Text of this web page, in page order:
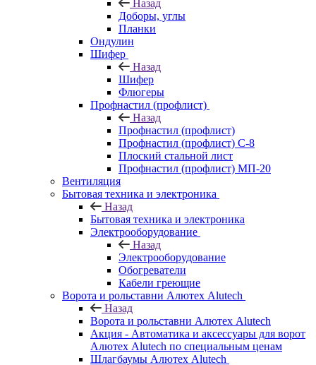
Назад
Доборы, углы
Планки
Ондулин
Шифер
Назад
Шифер
Флюгеры
Профнастил (профлист)
Назад
Профнастил (профлист)
Профнастил (профлист) С-8
Плоский стальной лист
Профнастил (профлист) МП-20
Вентиляция
Бытовая техника и электроника
Назад
Бытовая техника и электроника
Электрооборудование
Назад
Электрооборудование
Обогреватели
Кабели греющие
Ворота и рольставни Алютех Alutech
Назад
Ворота и рольставни Алютех Alutech
Акция - Автоматика и аксессуары для ворот
Алютех Alutech по специальным ценам
Шлагбаумы Алютех Alutech